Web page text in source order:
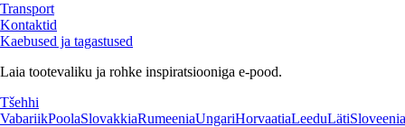
Transport
Kontaktid
Kaebused ja tagastused
Laia tootevaliku ja rohke inspiratsiooniga e-pood.
Tšehhi
VabariikPoolaSlovakkiaRumeeniaUngariHorvaatiaLeeduLätiSloveenia